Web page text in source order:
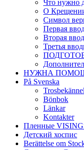
Что нужно
О
Символ
Первая
Вторая
Третья
НУЖНА
På Svenska
Bönbok
Länkar
Kontakter
Пленные
Детский хоспис
Berättelse om